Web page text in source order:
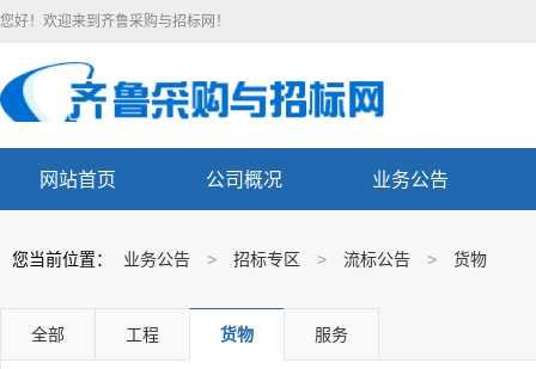
您好！欢迎来到齐鲁采购与招标网！
网站首页 公司概况 业务公告
您当前位置： 业务公告 > 招标专区 > 流标公告 > 货物
全部 工程 货物 服务